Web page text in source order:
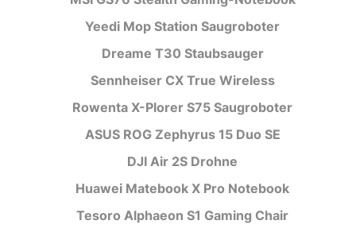
Yeedi Mop Station Saugroboter
Dreame T30 Staubsauger
Sennheiser CX True Wireless
Rowenta X-Plorer S75 Saugroboter
ASUS ROG Zephyrus 15 Duo SE
DJI Air 2S Drohne
Huawei Matebook X Pro Notebook
Tesoro Alphaeon S1 Gaming Chair